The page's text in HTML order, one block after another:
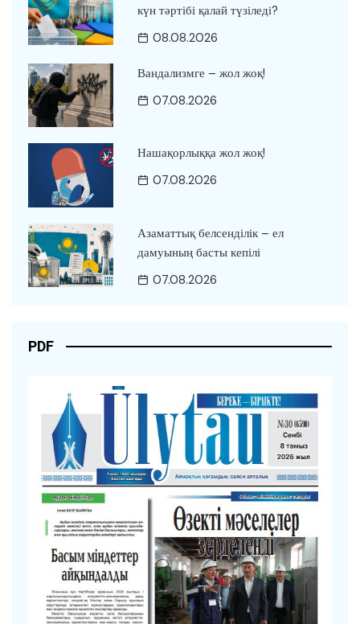
күн тәртібі қалай түзіледі?
08.08.2026
Вандализмге – жол жоқ!
07.08.2026
Нашақорлыққа жол жоқ!
07.08.2026
Азаматтық белсенділік – ел
дамуының басты кепілі
07.08.2026
PDF